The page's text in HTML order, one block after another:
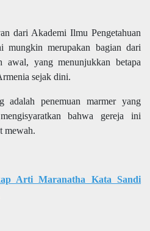
dari Akademi Ilmu Pengetahuan
mungkin merupakan bagian dari
awal, yang menunjukkan betapa
sejak dini.
penemuan marmer yang
bahwa gereja ini
mewah.
Arti Maranatha Kata Sandi